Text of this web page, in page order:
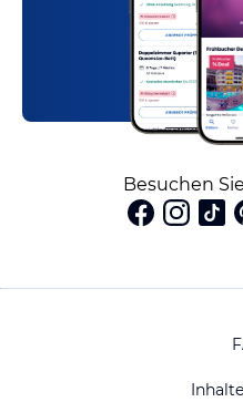
Besuchen